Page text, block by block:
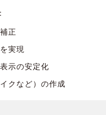
正
実現
示の安定化
クなど）の作成